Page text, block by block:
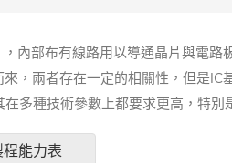
，內部布有線路用以導通晶片與電
，兩者存在一定的相關性，但是IC
多種技術參數上都要求更高，特別
能力表